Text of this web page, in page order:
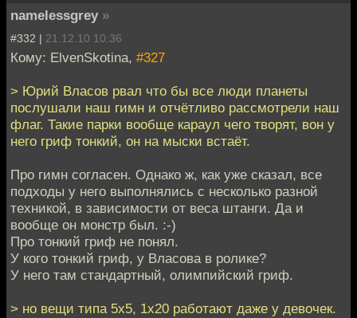
namelessgrey »
#332 | 21.12.10 10:36
Кому: ElvenSkotina, #327
> Юрий Власов рвал что бы все люди планеты
послушали наш гимн и отчётливо рассмотрели наш
флаг. Такие парки вообще караул чего творят, вон у
него гриф тонкий, он на мыски встаёт.
Про гимн согласен. Однако ж, как уже сказал, все
подходы у него выполнялись с несколько разной
техникой, в зависимости от веса штанги. Да и
вообще он монстр был. :-)
Про тонкий гриф не понял.
У кого тонкий гриф, у Власова в ролике?
У него там стандартный, олимпийский гриф.
> но вещи типа 5х5, 1х20 работают даже у девочек.